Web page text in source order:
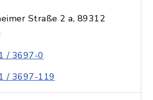
Straße 2 a, 89312
/ 3697-0
/ 3697-119